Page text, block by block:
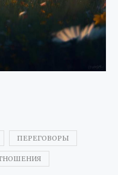
ПЕРЕГОВОРЫ